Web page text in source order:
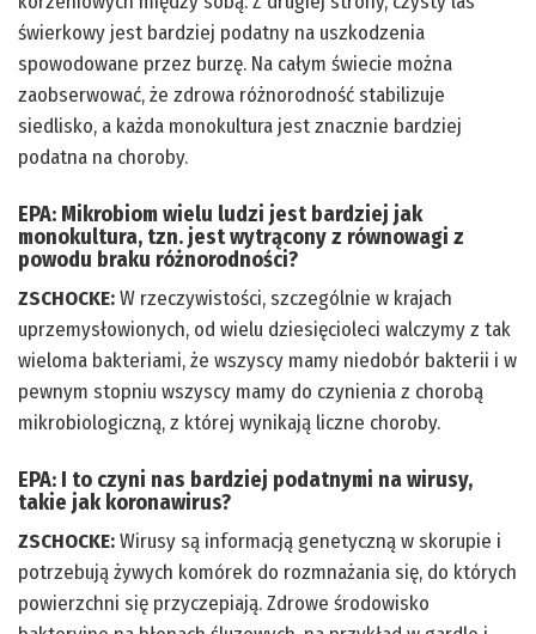
świerkowy jest bardziej podatny na uszkodzenia
spowodowane przez burzę. Na całym świecie można
zaobserwować, że zdrowa różnorodność stabilizuje
siedlisko, a każda monokultura jest znacznie bardziej
podatna na choroby.
EPA: Mikrobiom wielu ludzi jest bardziej jak
monokultura, tzn. jest wytrącony z równowagi z
powodu braku różnorodności?
ZSCHOCKE:W rzeczywistości, szczególnie w krajach
uprzemysłowionych, od wielu dziesięcioleci walczymy z tak
wieloma bakteriami, że wszyscy mamy niedobór bakterii i w
pewnym stopniu wszyscy mamy do czynienia z chorobą
mikrobiologiczną, z której wynikają liczne choroby.
EPA: I to czyni nas bardziej podatnymi na wirusy,
takie jak koronawirus?
ZSCHOCKE:Wirusy są informacją genetyczną w skorupie i
potrzebują żywych komórek do rozmnażania się, do których
powierzchni się przyczepiają. Zdrowe środowisko